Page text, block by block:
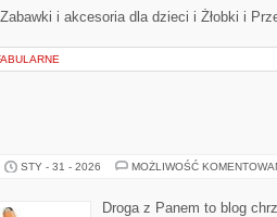
i akcesoria dla dzieci i Żłobki i
STY - 31 - 2026 MOŻLIWOŚĆ
Droga z Panem to blog